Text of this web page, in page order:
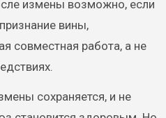
измены возможно, если
вины,
совместная работа, а не
сохраняется, и не